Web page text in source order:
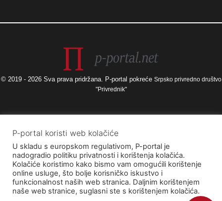
© 2019 - 2026 Sva prava pridržana. P-portal pokreće Srpsko privredno društvo
"Privrednik"
Izneseni stavovi i mišljenja samo su autorova i ne odražavaju nužno
službena stajališta Europske unije ili Europske komisije, kao ni stajališta
Agencije za elektroničke medije ni Ministarstva kulture i medija. Europska
unija i Europska komisija, kao ni Agencija za elektroničke medije ni
Ministarstvo kulture i medija ne mogu se smatrati odgovornima za njih.
P-portal koristi web kolačiće
U skladu s europskom regulativom, P-portal je
nadogradio politiku privatnosti i korištenja kolačića.
Kolačiće koristimo kako bismo vam omogućili korištenje
online usluge, što bolje korisničko iskustvo i
funkcionalnost naših web stranica. Daljnim korištenjem
naše web stranice, suglasni ste s korištenjem kolačića.